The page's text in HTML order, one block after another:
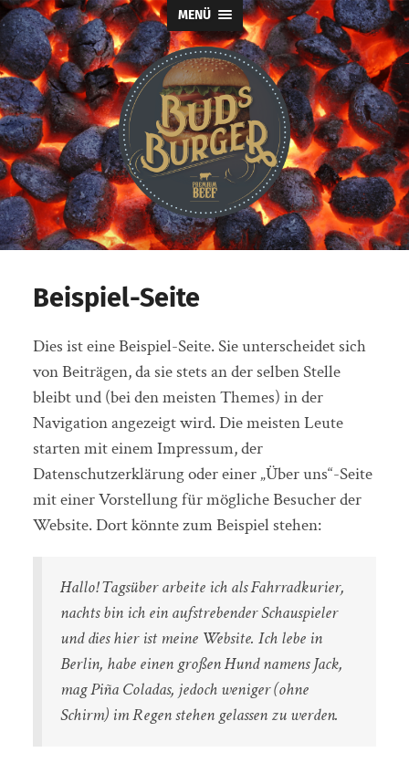
MENÜ
Buds
Burger
Beispiel-Seite
Dies ist eine Beispiel-Seite. Sie unterscheidet sich
von Beiträgen, da sie stets an der selben Stelle
bleibt und (bei den meisten Themes) in der
Navigation angezeigt wird. Die meisten Leute
starten mit einem Impressum, der
Datenschutzerklärung oder einer „Über uns“-Seite
mit einer Vorstellung für mögliche Besucher der
Website. Dort könnte zum Beispiel stehen:
Hallo! Tagsüber arbeite ich als Fahrradkurier,
nachts bin ich ein aufstrebender Schauspieler
und dies hier ist meine Website. Ich lebe in
Berlin, habe einen großen Hund namens Jack,
mag Piña Coladas, jedoch weniger (ohne
Schirm) im Regen stehen gelassen zu werden.